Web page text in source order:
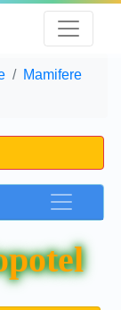
Mamifere